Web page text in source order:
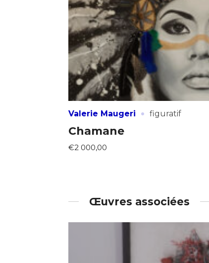
Valerie Maugeri · figuratif
Chamane
€2 000,00
Œuvres associées